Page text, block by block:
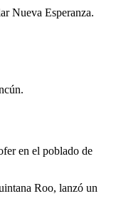
Nueva Esperanza.
en el poblado de
Roo, lanzó un